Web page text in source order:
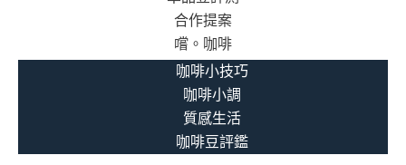
合作提案
嚐。咖啡
咖啡小技巧
咖啡小調
質感生活
咖啡豆評鑑